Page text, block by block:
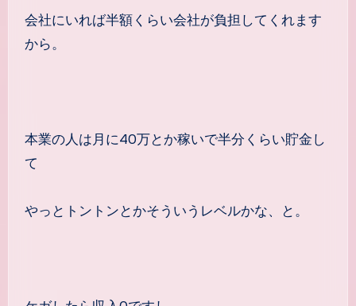
会社にいれば半額くらい会社が負担してくれます
から。
本業の人は月に40万とか稼いで半分くらい貯金し
て
やっとトントンとかそういうレベルかな、と。